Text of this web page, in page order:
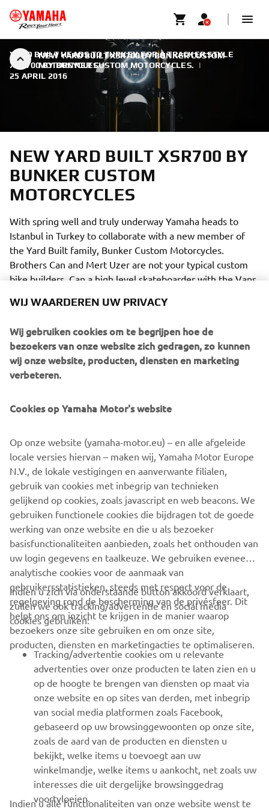
NEW YARD BUILT XSR700 BY BUNKER CUSTOM
MOTORCYCLES
YARD BUILT HEADS TO TURKEY FOR A TRACKER STYLE
XSR700 BY BUNKER CUSTOM MOTORCYCLES.
|
25 APRIL 2016
NEW YARD BUILT XSR700 BY
BUNKER CUSTOM
MOTORCYCLES
With spring well and truly underway Yamaha heads to
Istanbul in Turkey to collaborate with a new member of
the Yard Built family, Bunker Custom Motorcycles.
Brothers Can and Mert Uzer are not your typical custom
bike builders, Can a high level skateboarder with the Vans
building bikes full-time following a career in Digital
Motor Europe with their distinctive 1982 Yamaha SR500
handmade and raw, and most appropriately was definitely
built to ride. As a result the collaboration with Yard Built
was born and the two have been busy over the last few
months adding their Bunker Custom style to the Yamaha
XSR700, delivering a rugged, tracker style machine that
looks ready to tackle the beaches, mountain roads and
anything else you want to throw at it.
CORPORATE
BUSINESS
MEER YAMAHA
SUPPORT
NIEUWSBRIEF
Wees de eerste die meer te weten komt over de nieuwste deals,
speciale evenementen, nieuwe producten en nog veel meer
WIJ WAARDEREN UW PRIVACY
Wij gebruiken cookies om te begrijpen hoe de
bezoekers van onze website zich gedragen, zo kunnen
wij onze website, producten, diensten en marketing
verbeteren.
Cookies op Yamaha Motor's website
Op onze website (yamaha-motor.eu) – en alle afgeleide
locale versies hiervan – maken wij, Yamaha Motor Europe
N.V., de lokale vestigingen en aanverwante filialen,
gebruik van cookies met inbegrip van technieken
gelijkend op cookies, zoals javascript en web beacons. We
gebruiken functionele cookies die bijdragen tot de goede
werking van onze website en die u als bezoeker
basisfunctionaliteiten aanbieden, zoals het onthouden van
uw login gegevens en taalkeuze. We gebruiken eveneens
analytische cookies voor de aanmaak van
gebruikersstatistieken, steeds met respect voor de
regelgeving rond de bescherming van de privésfeer. Dit
helpt ons om inzicht te krijgen in de manier waarop
bezoekers onze site gebruiken en om onze site,
producten, diensten en marketingacties te optimaliseren.
Indien u zich via onderstaande button akkoord verklaart,
zullen we ook tracking/advertentie en social media
cookies gebruiken:
Tracking/advertentie cookies om u relevante
advertenties over onze producten te laten zien en u
op de hoogte te brengen van diensten op maat via
onze website en op sites van derden, met inbegrip
van social media platformen zoals Facebook,
gebaseerd op uw browsinggewoonten op onze site,
zoals de aard van de producten en diensten u
bekijkt, welke items u toevoegt aan uw
winkelmandje, welke items u aankocht, net zoals uw
interesses die uit dergelijke browsinggedrag
voortvloeien.
Indien u alle functionaliteiten van onze website wenst te